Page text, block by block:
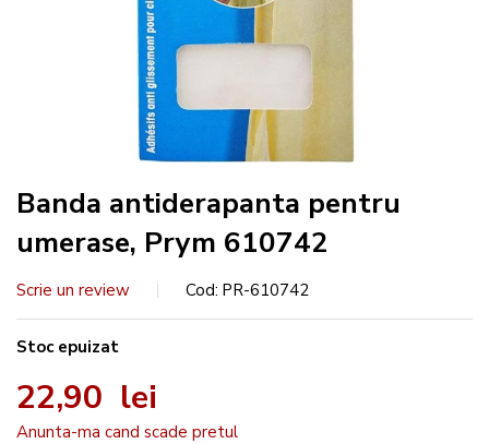
Banda antiderapanta pentru
umerase, Prym 610742
Scrie un review Cod PR-610742
Stoc epuizat
22,90 lei
Anunta-ma cand scade pretul